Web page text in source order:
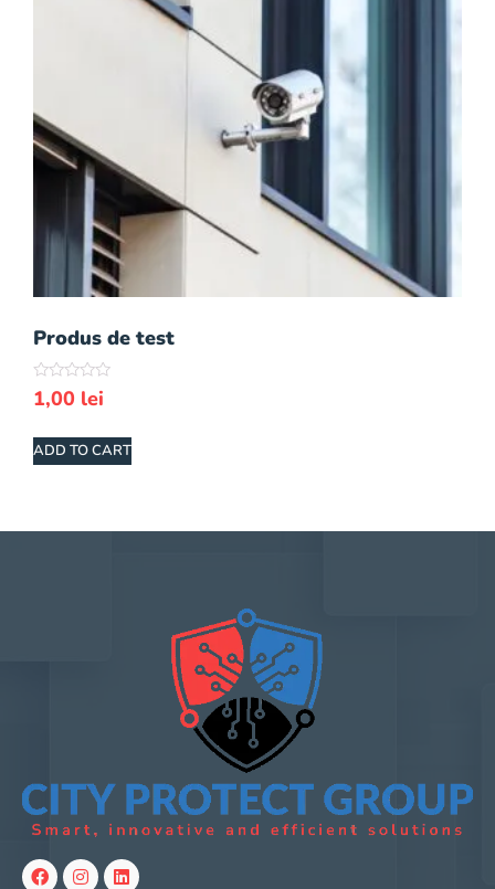
Produs de test
Rated
0
of
5
1,00 lei
ADD TO CART